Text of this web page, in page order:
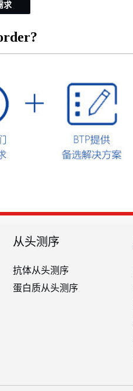
求
从头测序
抗体从头测序
蛋白质从头测序